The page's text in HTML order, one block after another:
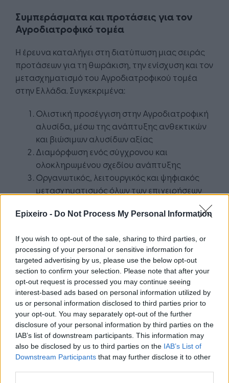
Epixeiro - Do Not Process My Personal Information
If you wish to opt-out of the sale, sharing to third parties, or
processing of your personal or sensitive information for
targeted advertising by us, please use the below opt-out
section to confirm your selection. Please note that after your
opt-out request is processed you may continue seeing
interest-based ads based on personal information utilized by
us or personal information disclosed to third parties prior to
your opt-out. You may separately opt-out of the further
disclosure of your personal information by third parties on the
IAB’s list of downstream participants. This information may
also be disclosed by us to third parties on the IAB’s List of
Downstream Participants that may further disclose it to other
Συμπεράσματα και προτάσεις για τον
Αγροδιατροφικό τομέα
Η έρευνα καταλήγει στη διατύπωση μιας σειράς
προτάσεων για τη θωράκιση, την ενίσχυση και τον
μετασχηματισμό του Αγροδιατροφικού τομέα
στην Ελλάδα. Συγκεκριμένα:
Ολιστική προσέγγιση στην Αγροδιατροφική
αλυσίδα, μέσω της ανάπτυξης ανθεκτικών
και βιώσιμων αλυσίδων αξίας
Διαμόρφωση ενός σύγχρονου και
ολοκληρωμένου σχεδίου ανάπτυξης
Οργανωτικός, λειτουργικός και ψηφιακός
μετασχηματισμός όλων των επιχειρήσεων
Αγροδιατροφικού τομέα, έχοντας τον
Διευκόλυνση της ανάπτυξης συνεργειών,
συνεργασιών, εμποροδιανεμητικών
πλατφορμών, καθώς και συνεργατικού
πνεύματος, ανάμεσα σε όλα τα μέλη του
Αγροδιατροφικού τομέα
Έμφαση στην εκπαίδευση και την ενίσχυση
των δεξιοτήτων του ανθρώπινου δυναμικού
και αποτελεσματική προσέλκυση νέων
παραγωγών
Ανάπτυξη της εξωστρέφειας με
συντονισμένο και επαγγελματικό εξαγωγικό